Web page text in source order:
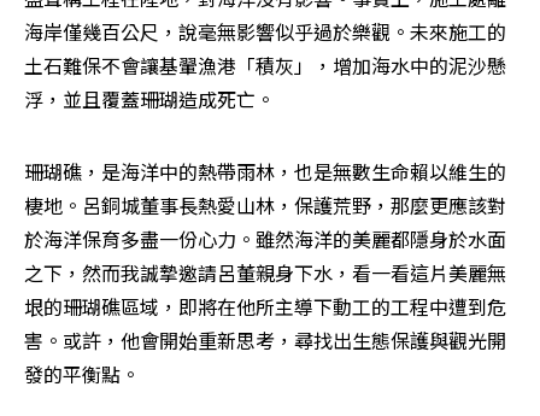
海岸僅幾百公尺，說毫無影響似乎過於樂觀。未來施工的
土石難保不會讓基翬漁港「積灰」，增加海水中的泥沙懸
浮，並且覆蓋珊瑚造成死亡。
珊瑚礁，是海洋中的熱帶雨林，也是無數生命賴以維生的
棲地。呂銅城董事長熱愛山林，保護荒野，那麼更應該對
於海洋保育多盡一份心力。雖然海洋的美麗都隱身於水面
之下，然而我誠摯邀請呂董親身下水，看一看這片美麗無
垠的珊瑚礁區域，即將在他所主導下動工的工程中遭到危
害。或許，他會開始重新思考，尋找出生態保護與觀光開
發的平衡點。